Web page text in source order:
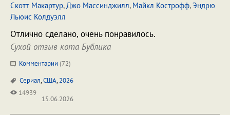
Скотт Макартур,Джо Массинджилл, Майкл Кострофф,Эндрю
Льюис Колдуэлл
Отлично сделано, очень понравилось.
Сухой отзыв кота Бублика
Комментарии (72)
Сериал,США,2026
14939
15.06.2026